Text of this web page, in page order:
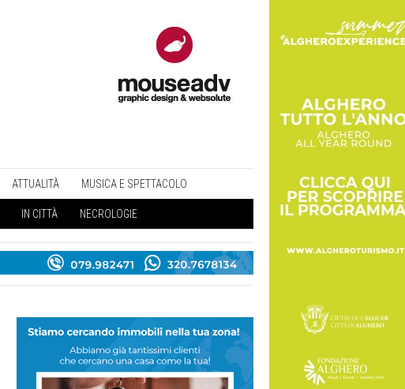
ATTUALITÀ MUSICA E SPETTACOLO
IN CITTÀ NECROLOGIE